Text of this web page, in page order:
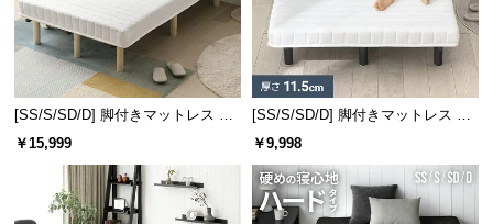
[SS/S/SD/D] 脚付きマットレス 脚
長25cm ボンネルコイル
￥15,999
[SS/S/SD/D] 脚付きマットレス ボ
ンネルコイル
￥9,998